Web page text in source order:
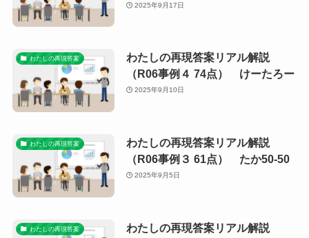
2025年9月17日
わたしの再現答案
わたしの再現答案リアル解説
（R06事例４ 74点） けーたろー
2025年9月10日
わたしの再現答案
わたしの再現答案リアル解説
（R06事例３ 61点） たか50-50
2025年9月5日
わたしの再現答案
わたしの再現答案リアル解説